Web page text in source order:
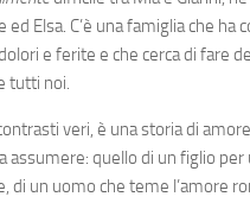
Elsa. C’è una famiglia che ha
e ferite e che cerca di fare
tutti noi.
veri, è una storia di
assumere: quello di un figlio per
di un uomo che teme l’amore